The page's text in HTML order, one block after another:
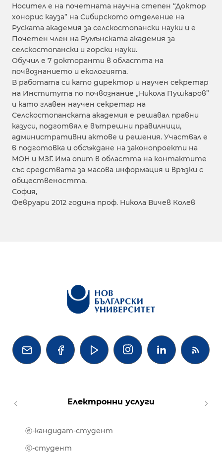
Носител е на почетната научна степен “Доктор
хонорис кауза” на Сибирското отделение на
Руската академия за селскостопански науки и е
Почетен член на Румънската академия за
селскостопански и горски науки.
Обучил е 7 докторанти в областта на
почвознанието и екологията.
В работата си като директор и научен секретар
на Института по почвознание „Никола Пушкаров”
и като главен научен секретар на
Селскостопанската академия е решавал правни
казуси, подготвял е вътрешни правилници,
административни актове и решения. Участвал е
в подготовка и обсъждане на законопроекти на
МОН и МЗГ. Има опит в областта на контактите
със средствата за масова информация и връзки с
обществеността.
София,
Февруари 2012 година проф. Никола Вичев Колев
   
Електронни услуги
ⓔ-кандидат-студент
ⓔ-студент